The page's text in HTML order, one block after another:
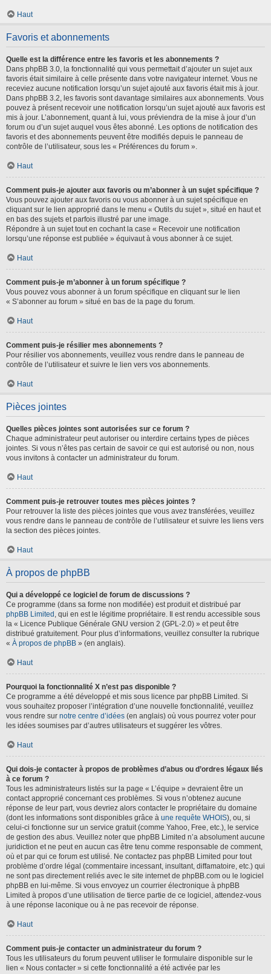
Haut
Favoris et abonnements
Quelle est la différence entre les favoris et les abonnements ?
Dans phpBB 3.0, la fonctionnalité qui vous permettait d’ajouter un sujet aux
favoris était similaire à celle présente dans votre navigateur internet. Vous ne
receviez aucune notification lorsqu’un sujet ajouté aux favoris était mis à jour.
Dans phpBB 3.2, les favoris sont davantage similaires aux abonnements. Vous
pouvez à présent recevoir une notification lorsqu’un sujet ajouté aux favoris est
mis à jour. L’abonnement, quant à lui, vous préviendra de la mise à jour d’un
forum ou d’un sujet auquel vous êtes abonné. Les options de notification des
favoris et des abonnements peuvent être modifiés depuis le panneau de
contrôle de l’utilisateur, sous les « Préférences du forum ».
Haut
Comment puis-je ajouter aux favoris ou m’abonner à un sujet spécifique ?
Vous pouvez ajouter aux favoris ou vous abonner à un sujet spécifique en
cliquant sur le lien approprié dans le menu « Outils du sujet », situé en haut et
en bas des sujets et parfois illustré par une image.
Répondre à un sujet tout en cochant la case « Recevoir une notification
lorsqu’une réponse est publiée » équivaut à vous abonner à ce sujet.
Haut
Comment puis-je m’abonner à un forum spécifique ?
Vous pouvez vous abonner à un forum spécifique en cliquant sur le lien
« S’abonner au forum » situé en bas de la page du forum.
Haut
Comment puis-je résilier mes abonnements ?
Pour résilier vos abonnements, veuillez vous rendre dans le panneau de
contrôle de l’utilisateur et suivre le lien vers vos abonnements.
Haut
Pièces jointes
Quelles pièces jointes sont autorisées sur ce forum ?
Chaque administrateur peut autoriser ou interdire certains types de pièces
jointes. Si vous n’êtes pas certain de savoir ce qui est autorisé ou non, nous
vous invitons à contacter un administrateur du forum.
Haut
Comment puis-je retrouver toutes mes pièces jointes ?
Pour retrouver la liste des pièces jointes que vous avez transférées, veuillez
vous rendre dans le panneau de contrôle de l’utilisateur et suivre les liens vers
la section des pièces jointes.
Haut
À propos de phpBB
Qui a développé ce logiciel de forum de discussions ?
Ce programme (dans sa forme non modifiée) est produit et distribué par
phpBB Limited , qui en est le légitime propriétaire. Il est rendu accessible sous
la « Licence Publique Générale GNU version 2 (GPL-2.0) » et peut être
distribué gratuitement. Pour plus d’informations, veuillez consulter la rubrique
« À propos de phpBB » (en anglais).
Haut
Pourquoi la fonctionnalité X n’est pas disponible ?
Ce programme a été développé et mis sous licence par phpBB Limited. Si
vous souhaitez proposer l’intégration d’une nouvelle fonctionnalité, veuillez
vous rendre sur notre centre d’idées (en anglais) où vous pourrez voter pour
les idées soumises par d’autres utilisateurs et suggérer les vôtres.
Haut
Qui dois-je contacter à propos de problèmes d’abus ou d’ordres légaux liés
à ce forum ?
Tous les administrateurs listés sur la page « L’équipe » devraient être un
contact approprié concernant ces problèmes. Si vous n’obtenez aucune
réponse de leur part, vous devriez alors contacter le propriétaire du domaine
(dont les informations sont disponibles grâce à une requête WHOIS), ou, si
celui-ci fonctionne sur un service gratuit (comme Yahoo, Free, etc.), le service
de gestion des abus. Veuillez noter que phpBB Limited n’a absolument aucune
juridiction et ne peut en aucun cas être tenu comme responsable de comment,
où et par qui ce forum est utilisé. Ne contactez pas phpBB Limited pour tout
problème d’ordre légal (commentaire incessant, insultant, diffamatoire, etc.) qui
ne sont pas directement reliés avec le site internet de phpBB.com ou le logiciel
phpBB en lui-même. Si vous envoyez un courrier électronique à phpBB
Limited à propos d’une utilisation de tierce partie de ce logiciel, attendez-vous
à une réponse laconique ou à ne pas recevoir de réponse.
Haut
Comment puis-je contacter un administrateur du forum ?
Tous les utilisateurs du forum peuvent utiliser le formulaire disponible sur le
lien « Nous contacter » si cette fonctionnalité a été activée par les